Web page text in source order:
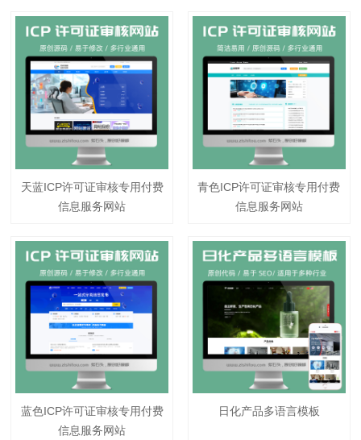
天蓝ICP许可证审核专用付费
信息服务网站
青色ICP许可证审核专用付费
信息服务网站
蓝色ICP许可证审核专用付费
信息服务网站
日化产品多语言模板